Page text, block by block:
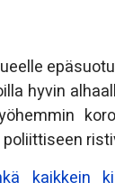
hyvin